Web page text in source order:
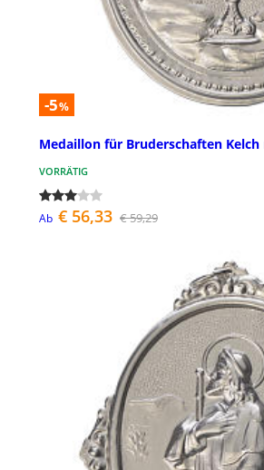
-5%
Medaillon für Bruderschaften Kelch
VORRÄTIG
Ab € 56,33 € 59,29